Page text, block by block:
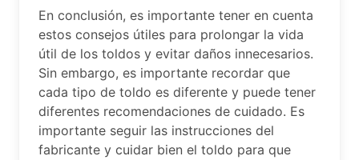
En conclusión, es importante tener en cuenta
estos consejos útiles para prolongar la vida
útil de los toldos y evitar daños innecesarios.
Sin embargo, es importante recordar que
cada tipo de toldo es diferente y puede tener
diferentes recomendaciones de cuidado. Es
importante seguir las instrucciones del
fabricante y cuidar bien el toldo para que